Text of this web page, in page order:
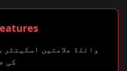
وائلڈ علامتیں اسکیتٹر
کی